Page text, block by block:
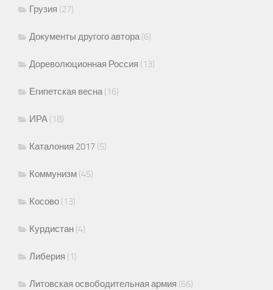
Грузия (27)
Документы другого автора(6)
Дореволюционная Россия (13)
Египетская весна(16)
ИРА (18)
Каталония 2017 (5)
Коммунизм (45)
Косово (13)
Курдистан (4)
Либерия (1)
Литовская освободительная армия (66)